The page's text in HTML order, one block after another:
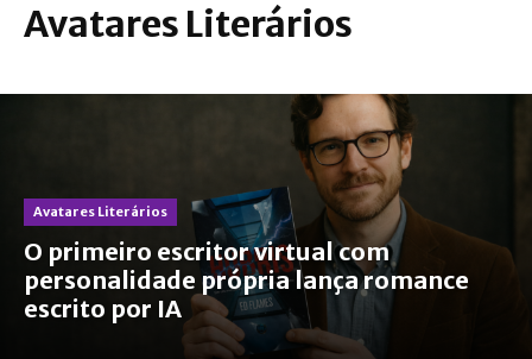
Avatares Literários
Avatares Literários
O primeiro escritor virtual com
personalidade própria lança romance
escrito por IA